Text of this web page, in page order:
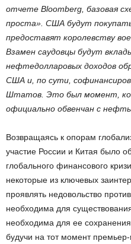
отчете Bloomberg, базовая
проста». США будут
предоставят королевству
Взамен саудовцы будут
нефтедолларовых доходов
США и, по сути,
Штатов. Это был момент,
официально обвенчан с
Возвращаясь к опорам
участие России и Китая было
глобального финансового
некоторые из ключевых
проявлять недовольство
необходима для
необходима для ее
будучи на тот момент